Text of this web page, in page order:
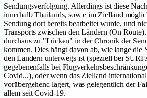
Sendungsverfolgung. Allerdings ist diese
innerhalb Thailands, sowie im Zielland
Sendung dort bereits bearbeitet wurde, und
Transports zwischen den Ländern (On
durchaus zu "Lücken" in der Chronik der
kommen. Dies hängt davon ab, wie lange die
den Ländern unterwegs ist (speziell bei
gegebenenfalls bei
Covid...), oder wenn das Zielland
vorübergehend lagert, was gelegentlich der
allem seit Covid-19.